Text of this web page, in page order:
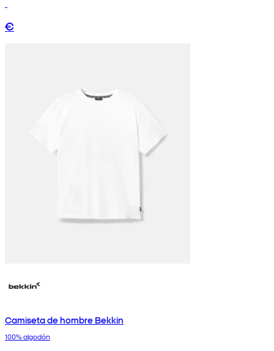
€
Camiseta de hombre Bekkin
100% algodón